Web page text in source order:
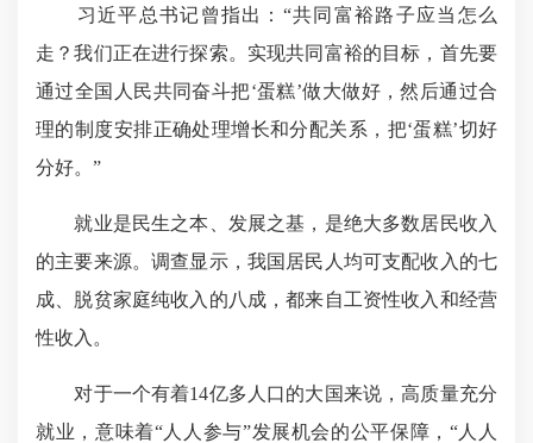
习近平总书记曾指出：“共同富裕路子应当怎么
走？我们正在进行探索。实现共同富裕的目标，首先要
通过全国人民共同奋斗把‘蛋糕’做大做好，然后通过合
理的制度安排正确处理增长和分配关系，把‘蛋糕’切好
分好。”
就业是民生之本、发展之基，是绝大多数居民收入
的主要来源。调查显示，我国居民人均可支配收入的七
成、脱贫家庭纯收入的八成，都来自工资性收入和经营
性收入。
对于一个有着14亿多人口的大国来说，高质量充分
就业，意味着“人人参与”发展机会的公平保障，“人人